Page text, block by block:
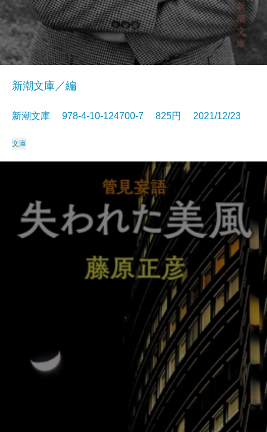
新潮文庫／編
新潮文庫 978-4-10-124700-7 825円 2021/12/23
文庫